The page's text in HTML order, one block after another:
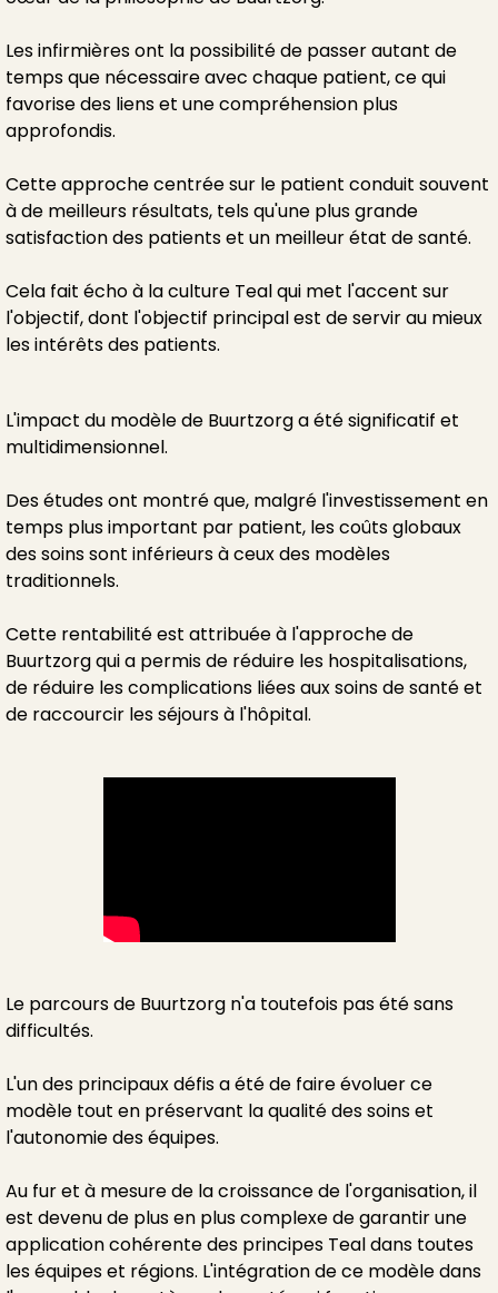
Les infirmières ont la possibilité de passer autant de
temps que nécessaire avec chaque patient, ce qui
favorise des liens et une compréhension plus
approfondis.
Cette approche centrée sur le patient conduit souvent
à de meilleurs résultats, tels qu'une plus grande
satisfaction des patients et un meilleur état de santé.
Cela fait écho à la culture Teal qui met l'accent sur
l'objectif, dont l'objectif principal est de servir au mieux
les intérêts des patients.
L'impact du modèle de Buurtzorg a été significatif et
multidimensionnel.
Des études ont montré que, malgré l'investissement en
temps plus important par patient, les coûts globaux
des soins sont inférieurs à ceux des modèles
traditionnels.
Cette rentabilité est attribuée à l'approche de
Buurtzorg qui a permis de réduire les hospitalisations,
de réduire les complications liées aux soins de santé et
de raccourcir les séjours à l'hôpital.
Le parcours de Buurtzorg n'a toutefois pas été sans
difficultés.
L'un des principaux défis a été de faire évoluer ce
modèle tout en préservant la qualité des soins et
l'autonomie des équipes.
Au fur et à mesure de la croissance de l'organisation, il
est devenu de plus en plus complexe de garantir une
application cohérente des principes Teal dans toutes
les équipes et régions. L'intégration de ce modèle dans